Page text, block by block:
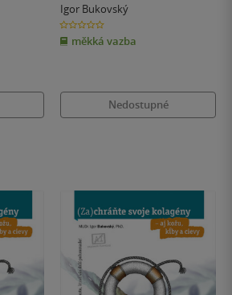
Igor Bukovský
0.0
z
5
hvězdiček
měkká vazba
Nedostupné